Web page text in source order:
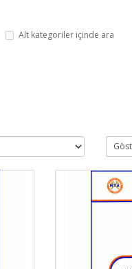
Alt kategoriler içinde ara